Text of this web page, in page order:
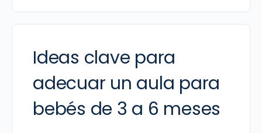
Ideas clave para
adecuar un aula para
bebés de 3 a 6 meses